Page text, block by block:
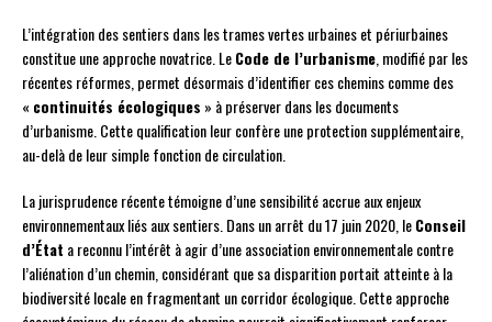
L’intégration des sentiers dans les trames vertes urbaines et périurbaines
constitue une approche novatrice. LeCode de l’urbanisme , modifié par les
récentes réformes, permet désormais d’identifier ces chemins comme des
« continuités écologiques » à préserver dans les documents
d’urbanisme. Cette qualification leur confère une protection supplémentaire,
au-delà de leur simple fonction de circulation.
La jurisprudence récente témoigne d’une sensibilité accrue aux enjeux
environnementaux liés aux sentiers. Dans un arrêt du 17 juin 2020, leConseil
d’État a reconnu l’intérêt à agir d’une association environnementale contre
l’aliénation d’un chemin, considérant que sa disparition portait atteinte à la
biodiversité locale en fragmentant un corridor écologique. Cette approche